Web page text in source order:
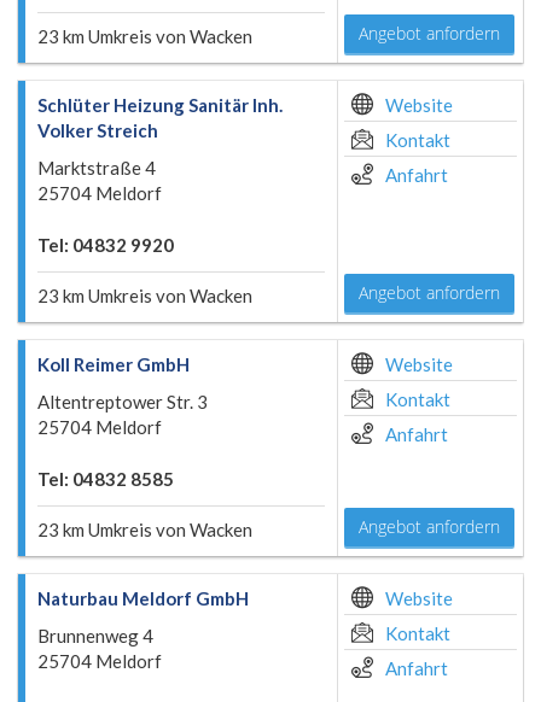
23 km Umkreis von Wacken Angebot anfordern
Schlüter Heizung Sanitär Inh.
Volker Streich
Marktstraße 4
25704 Meldorf
Tel: 04832 9920
23 km Umkreis von Wacken
Website
Kontakt
Anfahrt
Angebot anfordern
Koll Reimer GmbH
Altentreptower Str. 3
25704 Meldorf
Tel: 04832 8585
23 km Umkreis von Wacken
Website
Kontakt
Anfahrt
Angebot anfordern
Naturbau Meldorf GmbH
Brunnenweg 4
25704 Meldorf
Website
Kontakt
Anfahrt